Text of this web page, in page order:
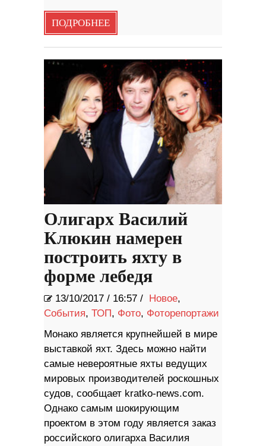
ПОДРОБНЕЕ
Олигарх Василий
Клюкин намерен
построить яхту в
форме лебедя
13/10/2017 / 16:57 / Новое,
События, ТОП, Фото, Фоторепортажи
Монако является крупнейшей в мире
выставкой яхт. Здесь можно найти
самые невероятные яхты ведущих
мировых производителей роскошных
судов, сообщает kratko-news.com.
Однако самым шокирующим
проектом в этом году является заказ
российского олигарха Василия